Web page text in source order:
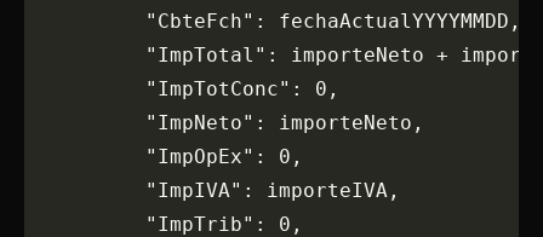
          "CbteFch": fechaActualYYYYMMDD,
"ImpTotal": importeNeto +
          "ImpTotConc": 0,
          "ImpNeto": importeNeto,
          "ImpOpEx": 0,
          "ImpIVA": importeIVA,
          "ImpTrib": 0,